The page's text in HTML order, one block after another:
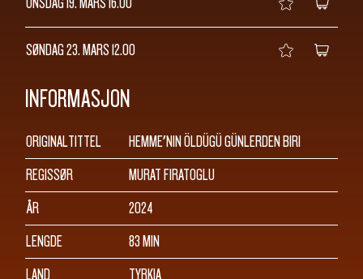
SØNDAG 23. MARS12.00
INFORMASJON
ORIGINALTITTEL
HEMME’NIN ÖLDÜGÜ GÜNLERDEN BIRI
REGISSØR
MURAT FIRATOGLU
ÅR
2024
LENGDE
83 MIN
LAND
TYRKIA